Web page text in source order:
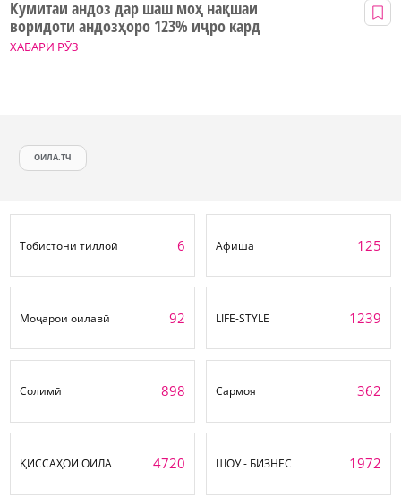
ХАБАРИ РӮЗ
Кумитаи андоз дар шаш моҳ нақшаи
воридоти андозҳоро 123% иҷро кард
ОИЛА.ТЧ
Тобистони тиллоӣ 6 Афиша 125
Моҷарои оилавӣ 92 LIFE-STYLE 1239
Солимӣ 898 Сармоя 362
ҚИССАҲОИ ОИЛА 4720 ШОУ - БИЗНЕС 1972